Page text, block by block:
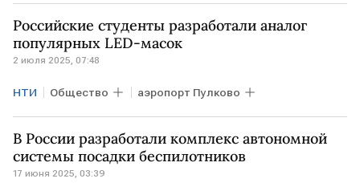
САМАРА
Агентство стратегических инициатив
Яндекс
Российские студенты разработали аналог
популярных LED-масок
2 июля 2025, 07:48
НТИ Общество аэропорт Пулково
В России разработали комплекс автономной
системы посадки беспилотников
17 июня 2025, 03:39